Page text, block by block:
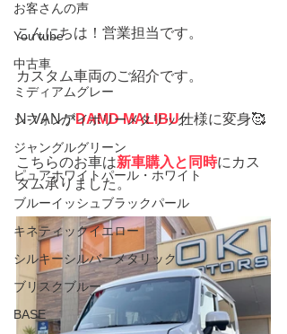
お客さんの声
You tube
中古車
ミディアムグレー
シフォンアイボリーメタリック
ジャングルグリーン
ピュアホワイトパール・ホワイト
ブルーイッシュブラックパール
キネティックイエロー
シルキーシルバーメタリック
ブリスクブルー
BASE
こんにちは！営業担当です。
カスタム車両のご紹介です。
N-VANがDAMD MALIBU仕様に変身🥰
こちらのお車は新車購入と同時にカス
タム承りました。